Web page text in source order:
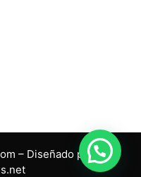
– Diseñado por